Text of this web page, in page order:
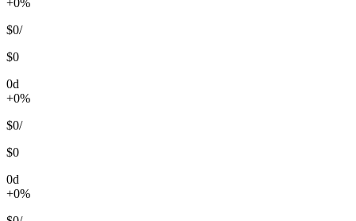
$0/
$0
0d
+0%
$0/
$0
0d
+0%